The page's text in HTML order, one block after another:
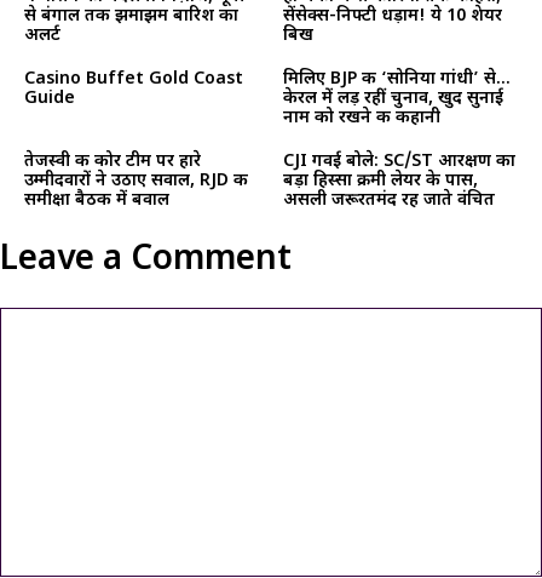
से बंगाल तक झमाझम बारिश का
अलर्ट
सेंसेक्स-निफ्टी धड़ाम! ये 10 शेयर
बिख
Casino Buffet Gold Coast
Guide
मिलिए BJP की ‘सोनिया गांधी’ से…
केरल में लड़ रहीं चुनाव, खुद सुनाई
नाम को रखने की कहानी
तेजस्वी की कोर टीम पर हारे
उम्मीदवारों ने उठाए सवाल, RJD की
समीक्षा बैठक में बवाल
CJI गवई बोले: SC/ST आरक्षण का
बड़ा हिस्सा क्रीमी लेयर के पास,
असली जरूरतमंद रह जाते वंचित
Leave a Comment